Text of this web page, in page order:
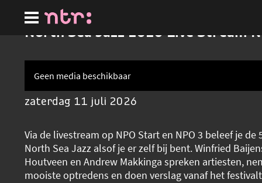
hoofdinhoud
North Sea Jazz 2026 Live Stream
Geen media beschikbaar
zaterdag 11 juli 2026
Via de livestream op NPO Start en NPO 3 beleef je de
North Sea Jazz alsof je er zelf bij bent. Winfried
Houtveen en Andrew Makkinga spreken artiesten,
mooiste optredens en doen verslag vanaf het